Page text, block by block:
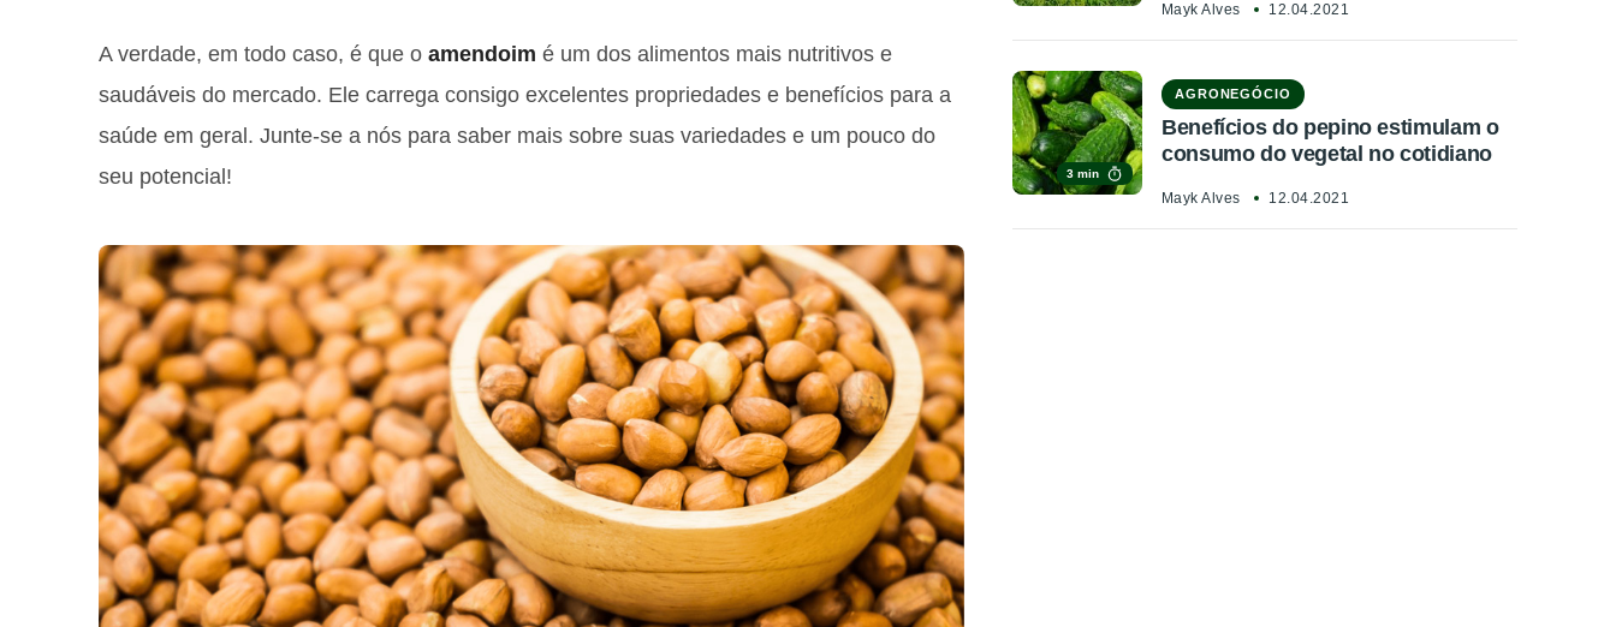
A verdade, em todo caso, é que o amendoim é um dos alimentos mais nutritivos e
saudáveis ​​do mercado. Ele carrega consigo excelentes propriedades e benefícios para a
saúde em geral. Junte-se a nós para saber mais sobre suas variedades e um pouco do
seu potencial!
Mayk Alves 12.04.2021
3 min
AGRONEGÓCIO
Benefícios do pepino estimulam o
consumo do vegetal no cotidiano
Mayk Alves 12.04.2021